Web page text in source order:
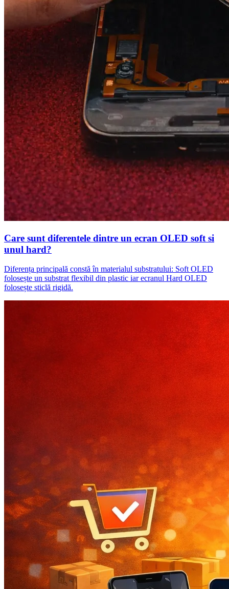
Care sunt diferentele dintre un ecran OLED soft si
unul hard?
Diferența principală constă în materialul substratului: Soft OLED
folosește un substrat flexibil din plastic iar ecranul Hard OLED
folosește sticlă rigidă.